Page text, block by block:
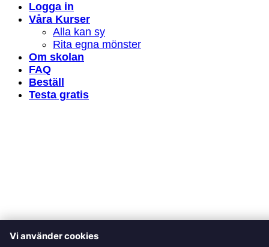
Logga in
Våra Kurser
Alla kan sy
Rita egna mönster
Om skolan
FAQ
Beställ
Testa gratis
Vi använder cookies